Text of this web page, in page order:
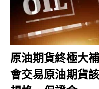
原油期貨終極大
會交易原油期貨